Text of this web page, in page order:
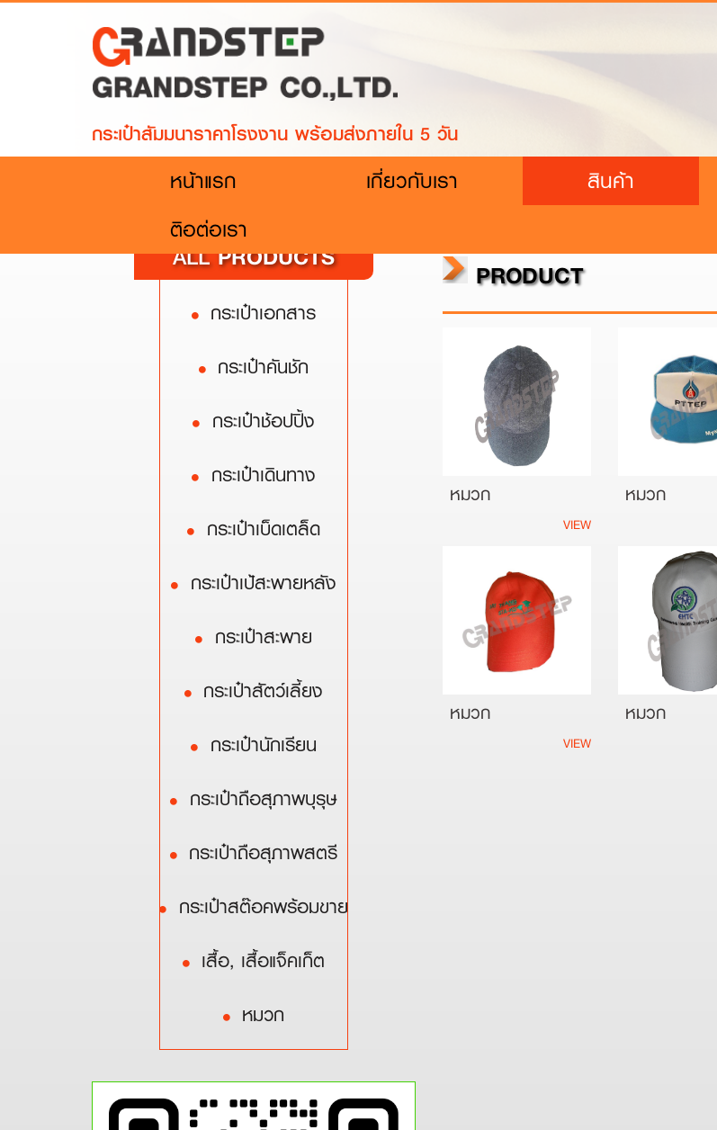
กระเป๋าสัมมนาราคาโรงงาน พร้อมส่งภายใน 5 วัน
หน้าแรก เกี่ยวกับเรา สินค้า
ติอต่อเรา
ALLPRODUCTS
กระเป๋าเอกสาร
กระเป๋าคันชัก
กระเป๋าช้อปปิ้ง
กระเป๋าเดินทาง
กระเป๋าเบ็ดเตล็ด
กระเป๋าเป้สะพายหลัง
กระเป๋าสะพาย
กระเป๋าสัตว์เลี้ยง
กระเป๋านักเรียน
กระเป๋าถือสุภาพบุรุษ
กระเป๋าถือสุภาพสตรี
กระเป๋าสต๊อคพร้อมขาย
เสื้อ, เสื้อแจ็คเก็ต
หมวก
PRODUCT
หมวก
VIEW
หมวก
หมวก
VIEW
หมวก